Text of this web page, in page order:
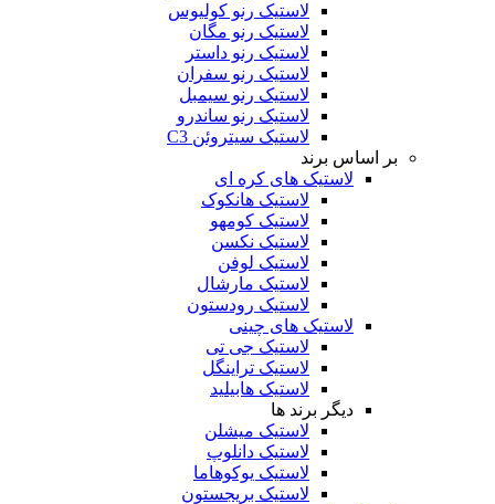
لاستیک رنو کولیوس
لاستیک رنو مگان
لاستیک رنو داستر
لاستیک رنو سفران
لاستیک رنو سیمبل
لاستیک رنو ساندرو
لاستیک سیتروئن C3
بر اساس برند
لاستیک های کره ای
لاستیک هانکوک
لاستیک کومهو
لاستیک نکسن
لاستیک لوفن
لاستیک مارشال
لاستیک رودستون
لاستیک های چینی
لاستیک جی تی
لاستیک تراینگل
لاستیک هابیلید
دیگر برند ها
لاستیک میشلن
لاستیک دانلوپ
لاستیک یوکوهاما
لاستیک بریجستون